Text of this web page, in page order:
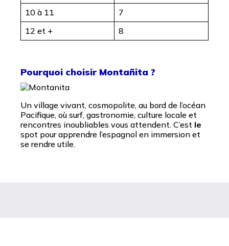
10 à 11
7
12 et +
8
Pourquoi choisir Montañita ?
Un village vivant, cosmopolite, au bord de l’océan
Pacifique, où surf, gastronomie, culture locale et
rencontres inoubliables vous attendent. C’est le
spot pour apprendre l’espagnol en immersion et
se rendre utile.